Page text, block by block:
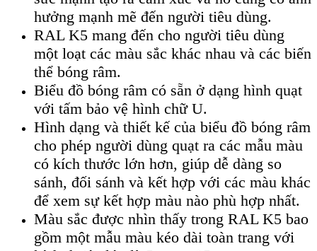
hưởng mạnh mẽ đến người tiêu dùng.
RAL K5 mang đến cho người tiêu dùng
một loạt các màu sắc khác nhau và các biến
thể bóng râm.
Biểu đồ bóng râm có sẵn ở dạng hình quạt
với tấm bảo vệ hình chữ U.
Hình dạng và thiết kế của biểu đồ bóng râm
cho phép người dùng quạt ra các mẫu màu
có kích thước lớn hơn, giúp dễ dàng so
sánh, đối sánh và kết hợp với các màu khác
để xem sự kết hợp màu nào phù hợp nhất.
Màu sắc được nhìn thấy trong RAL K5 bao
gồm một mẫu màu kéo dài toàn trang với